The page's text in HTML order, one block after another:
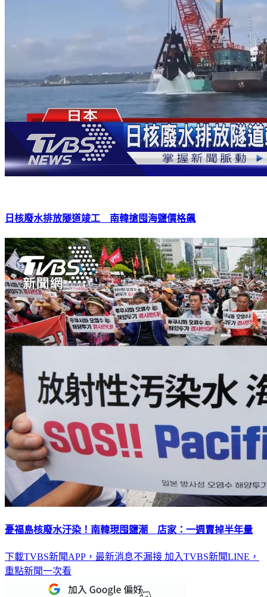
日核廢水排放隧道竣工 南韓搶囤海鹽價格飆
憂福島核廢水汙染！南韓現囤鹽潮 店家：一週賣掉半年量
下載TVBS新聞APP，最新消息不漏接 加入TVBS新聞LINE，
重點新聞一次看